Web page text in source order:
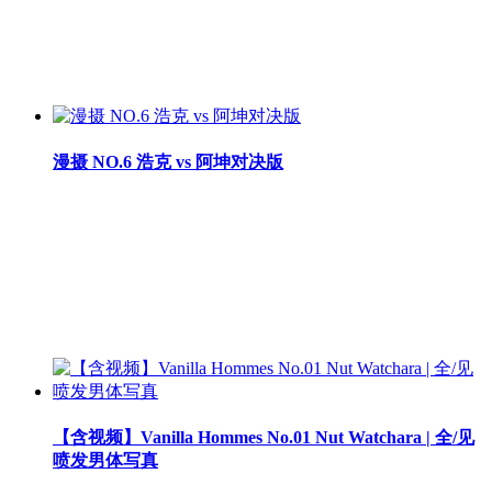
漫摄 NO.6 浩克 vs 阿坤对决版
【含视频】Vanilla Hommes No.01 Nut Watchara | 全/见
喷发男体写真